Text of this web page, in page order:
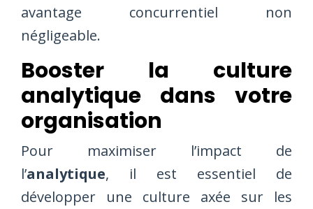
avantage concurrentiel non
négligeable.
Booster la culture
analytique dans votre
organisation
Pour maximiser l’impact de
l’analytique, il est essentiel de
développer une culture axée sur les